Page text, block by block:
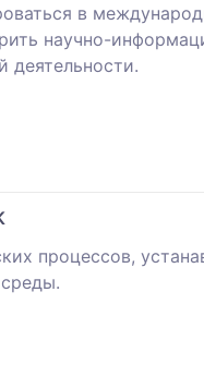
в
научно-
деятельности.
процессов,